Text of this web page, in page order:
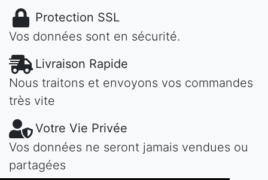
Protection SSL
Vos données sont en sécurité.
Livraison Rapide
Nous traitons et envoyons vos commandes
très vite
Votre Vie Privée
Vos données ne seront jamais vendues ou
partagées